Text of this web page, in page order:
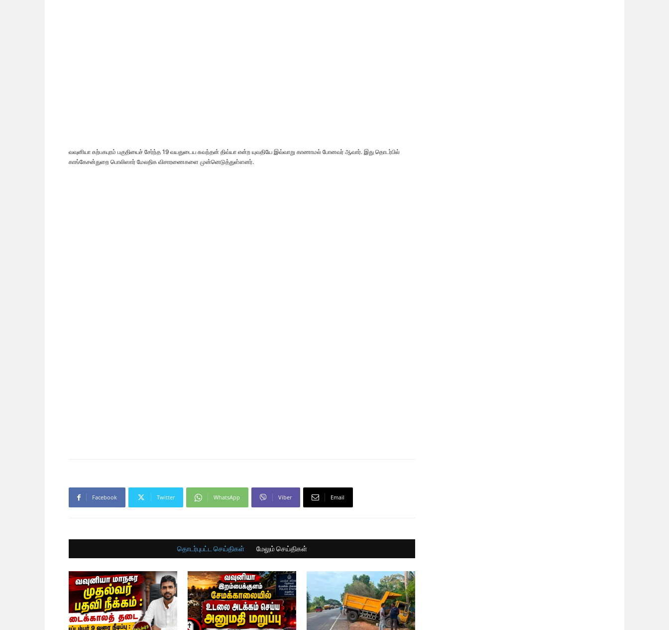
வவுனியா கற்பகபுரம் பகுதியைச் சேர்ந்த 19 வயதுடைய சுவந்தன் திவ்யா என்ற யுவதியே இவ்வாறு காணாமல் போனவர் ஆவார். இது தொடர்பில்
காங்கேசன்துறை பொலிஸார் மேலதிக விசாரணைகளை முன்னெடுத்துள்ளனர்.
Facebook Twitter WhatsApp Viber Email
தொடர்புபட்ட செய்திகள் மேலும் செய்திகள்